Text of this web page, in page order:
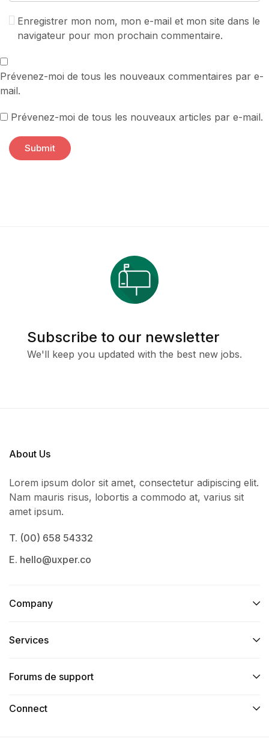
Enregistrer mon nom, mon e-mail et mon site dans le
navigateur pour mon prochain commentaire.
Prévenez-moi de tous les nouveaux commentaires par e-
mail.
Prévenez-moi de tous les nouveaux articles par e-mail.
Subscribe to our newsletter
We'll keep you updated with the best new jobs.
About Us
Lorem ipsum dolor sit amet, consectetur adipiscing elit.
Nam mauris risus, lobortis a commodo at, varius sit
amet ipsum.
T. (00) 658 54332
E. hello@uxper.co
Company
Services​
Forums de support
Connect​